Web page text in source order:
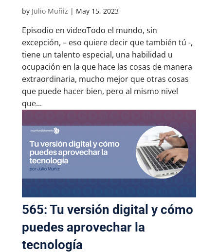
by Julio Muñiz | May 15, 2023
Episodio en videoTodo el mundo, sin
excepción, – eso quiere decir que también tú -,
tiene un talento especial, una habilidad u
ocupación en la que hace las cosas de manera
extraordinaria, mucho mejor que otras cosas
que puede hacer bien, pero al mismo nivel
que...
565: Tu versión digital y cómo
puedes aprovechar la
tecnología